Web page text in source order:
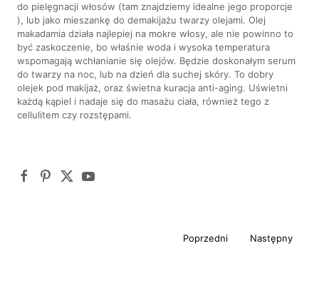
do pielęgnacji włosów (tam znajdziemy idealne jego proporcje
), lub jako mieszankę do demakijażu twarzy olejami. Olej
makadamia działa najlepiej na mokre włosy, ale nie powinno to
być zaskoczenie, bo właśnie woda i wysoka temperatura
wspomagają wchłanianie się olejów. Będzie doskonałym serum
do twarzy na noc, lub na dzień dla suchej skóry. To dobry
olejek pod makijaż, oraz świetna kuracja anti-aging. Uświetni
każdą kąpiel i nadaje się do masażu ciała, również tego z
cellulitem czy rozstępami.
Poprzedni Następny